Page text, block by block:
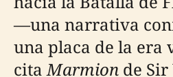
—una narrativa
una placa de la era
citaMarmion de Sir